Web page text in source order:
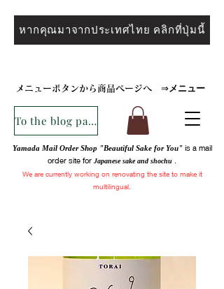
หากคุณมาจากประเทศไทย คลิกที่ปุ่มนี้
メニューボタンから商品ページへ ⇒ メニュー
To the blog page
Yamada Mail Order Shop "Beautiful Sake for You"is a mail
order site for Japanese sake and shochu
We are currentlyworking on renovating the site to make it
multilingual.